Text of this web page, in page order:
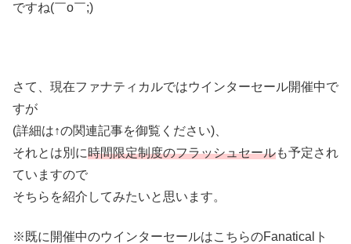
ですね(￣o￣;)
さて、現在ファナティカルではウインターセール開催中で
すが
(詳細は↑の関連記事を御覧ください)、
それとは別に時間限定制度のフラッシュセールも予定され
ていますので
そちらを紹介してみたいと思います。
※既に開催中のウインターセールはこちらのFanaticalト